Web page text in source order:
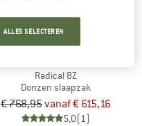
Radical 8Z
Donzen slaapzak
€ 768,95vanaf € 615,16
5,0(1)
ALLES SELECTEREN